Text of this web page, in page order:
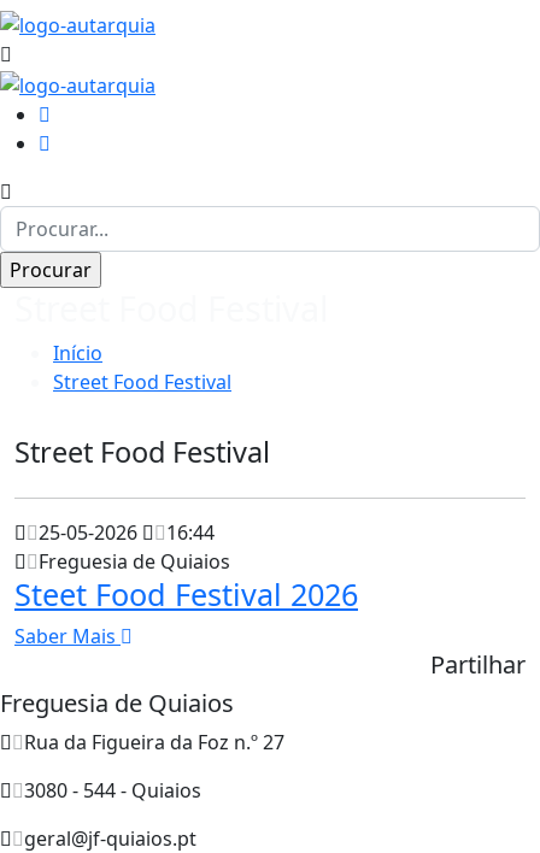
Início
Street Food Festival
Street Food Festival
25-05-2026
16:44
Freguesia de Quiaios
Steet Food Festival 2026
Saber Mais
Partilhar
Freguesia de Quiaios
Rua da Figueira da Foz n.º 27
3080 - 544 - Quiaios
geral@jf-quiaios.pt